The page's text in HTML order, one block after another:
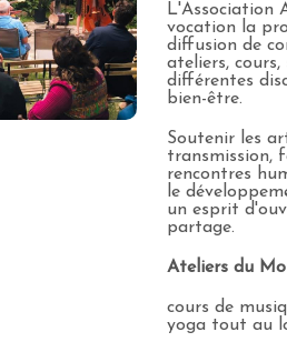
L'Association
vocation la
diffusion de
ateliers,
différentes
bien-être.
Soutenir les
transmission,
rencontres
le
un esprit
partage.
Ateliers du
cours de
yoga tout au